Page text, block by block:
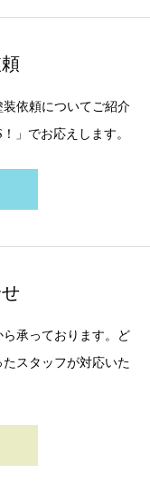
依頼についてご紹介
」でお応えします。
承っております。ど
スタッフが対応いた